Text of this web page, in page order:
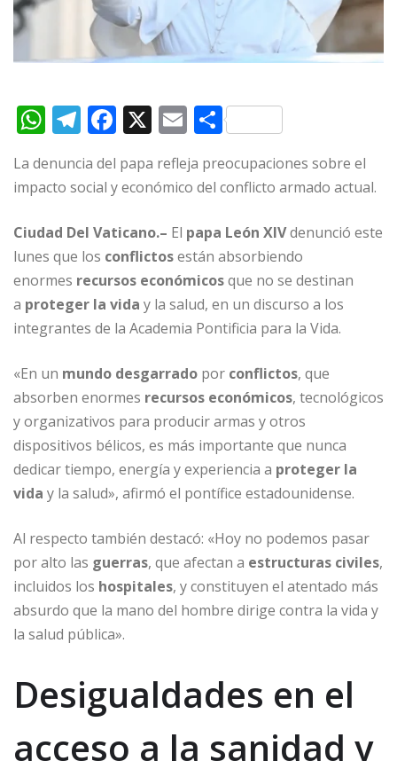
W
at
s
A
p
p
T
el
e
g
ra
m
F
c
e
b
o
o
k
X E
m
ai
l
C
m
p
ar
ti
r
La denuncia del papa refleja preocupaciones sobre el
impacto social y económico del conflicto armado actual.
Ciudad Del Vaticano.– El papa León XIVdenunció este
lunes que los conflictosestán absorbiendo
enormes recursos económicosque no se destinan
a proteger la vida y la salud, en un discurso a los
integrantes de la Academia Pontificia para la Vida.
«En un mundo desgarrado por conflictos, que
absorben enormes recursos económicos, tecnológicos
y organizativos para producir armas y otros
dispositivos bélicos, es más importante que nunca
dedicar tiempo, energía y experiencia a proteger la
vida y la salud», afirmó el pontífice estadounidense.
Al respecto también destacó: «Hoy no podemos pasar
por alto las guerras, que afectan a estructuras civiles,
incluidos los hospitales, y constituyen el atentado más
absurdo que la mano del hombre dirige contra la vida y
la salud pública».
Desigualdades en el
acceso a la sanidad y